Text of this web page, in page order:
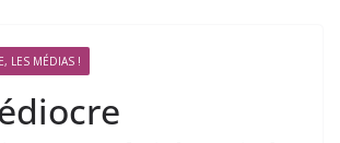
LES MÉDIAS !